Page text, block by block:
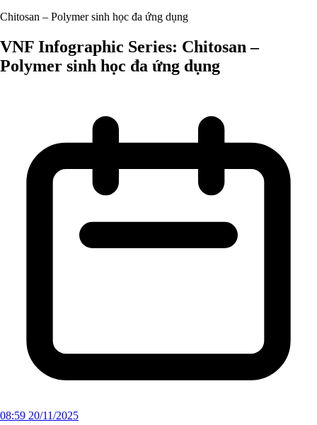
Chitosan – Polymer sinh học đa ứng dụng
VNF Infographic Series: Chitosan –
Polymer sinh học đa ứng dụng
08:59 20/11/2025